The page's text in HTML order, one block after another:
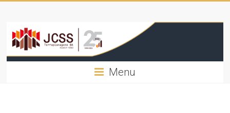
contentJCSS
–
José
Menu